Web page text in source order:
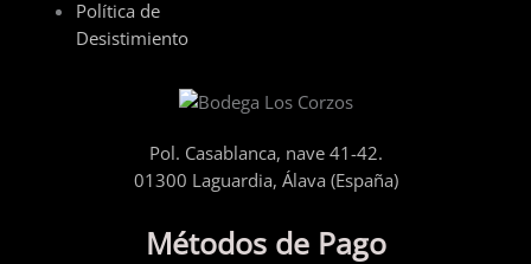
Política de
Desistimiento
Pol. Casablanca, nave 41-42.
01300 Laguardia, Álava (España)
Métodos de Pago